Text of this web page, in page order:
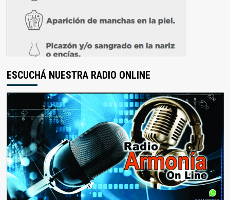
ESCUCHÁ NUESTRA RADIO ONLINE